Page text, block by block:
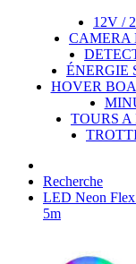
12V /
CAMERA
ÉNERGIE
HOVER
TOURS
Recherche
LED Neon
5m